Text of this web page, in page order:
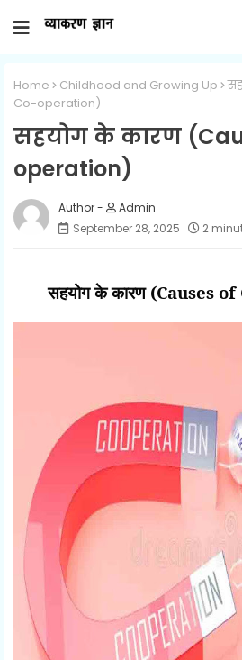
Home Childhood and Growing Up
Co-operation)
सहयोग के कारण
operation)
Admin
September 28, 2025
2
सहयोग के कारण (Causes